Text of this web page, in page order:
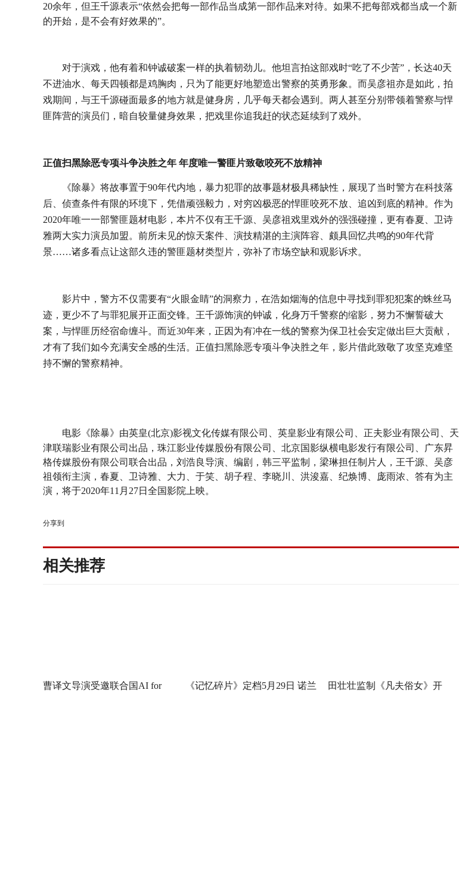
20余年，但王千源表示“依然会把每一部作品当成第一部作品来对待。如果不把每部戏都当成一个新
的开始，是不会有好效果的”。
对于演戏，他有着和钟诚破案一样的执着韧劲儿。他坦言拍这部戏时“吃了不少苦”，长达40天
不进油水、每天四顿都是鸡胸肉，只为了能更好地塑造出警察的英勇形象。而吴彦祖亦是如此，拍
戏期间，与王千源碰面最多的地方就是健身房，几乎每天都会遇到。两人甚至分别带领着警察与悍
匪阵营的演员们，暗自较量健身效果，把戏里你追我赶的状态延续到了戏外。
正值扫黑除恶专项斗争决胜之年 年度唯一警匪片致敬咬死不放精神
《除暴》将故事置于90年代内地，暴力犯罪的故事题材极具稀缺性，展现了当时警方在科技落
后、侦查条件有限的环境下，凭借顽强毅力，对穷凶极恶的悍匪咬死不放、追凶到底的精神。作为
2020年唯一一部警匪题材电影，本片不仅有王千源、吴彦祖戏里戏外的强强碰撞，更有春夏、卫诗
雅两大实力演员加盟。前所未见的惊天案件、演技精湛的主演阵容、颇具回忆共鸣的90年代背
景……诸多看点让这部久违的警匪题材类型片，弥补了市场空缺和观影诉求。
影片中，警方不仅需要有“火眼金睛”的洞察力，在浩如烟海的信息中寻找到罪犯犯案的蛛丝马
迹，更少不了与罪犯展开正面交锋。王千源饰演的钟诚，化身万千警察的缩影，努力不懈誓破大
案，与悍匪历经宿命缠斗。而近30年来，正因为有冲在一线的警察为保卫社会安定做出巨大贡献，
才有了我们如今充满安全感的生活。正值扫黑除恶专项斗争决胜之年，影片借此致敬了攻坚克难坚
持不懈的警察精神。
电影《除暴》由英皇(北京)影视文化传媒有限公司、英皇影业有限公司、正夫影业有限公司、天
津联瑞影业有限公司出品，珠江影业传媒股份有限公司、北京国影纵横电影发行有限公司、广东昇
格传媒股份有限公司联合出品，刘浩良导演、编剧，韩三平监制，梁琳担任制片人，王千源、吴彦
祖领衔主演，春夏、卫诗雅、大力、于笑、胡子程、李晓川、洪浚嘉、纪焕博、庞雨浓、答有为主
演，将于2020年11月27日全国影院上映。
分享到
相关推荐
曹译文导演受邀联合国AI for 《记忆碎片》定档5月29日 诺兰 田壮壮监制《凡夫俗女》开